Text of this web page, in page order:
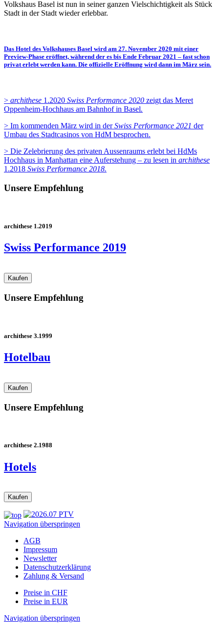
Volkshaus Basel ist nun in seiner ganzen Vielschichtigkeit als Stück
Stadt in der Stadt wieder erlebbar.
Das Hotel des Volkshauses Basel wird am 27. November 2020 mit einer
Preview-Phase eröffnet, während der es bis Ende Februar 2021 – fast schon
privat erlebt werden kann. Die offizielle Eröffnung wird dann im März sein.
> archithese 1.2020 Swiss Performance 2020 zeigt das Meret
Oppenheim-Hochhaus am Bahnhof in Basel.
> Im kommenden März wird in derSwiss Performance 2021 der
Umbau des Stadtcasinos von HdM besprochen.
> Die Zelebrierung des privaten Aussenraums erlebt bei HdMs
Hochhaus in Manhattan eine Auferstehung – zu lesen in archithese
1.2018 Swiss Performance 2018.
Unsere Empfehlung
archithese 1.2019
Swiss Performance 2019
Unsere Empfehlung
archithese 3.1999
Hotelbau
Unsere Empfehlung
archithese 2.1988
Hotels
Navigation überspringen
AGB
Impressum
Newsletter
Datenschutzerklärung
Zahlung & Versand
Preise in CHF
Preise in EUR
Navigation überspringen